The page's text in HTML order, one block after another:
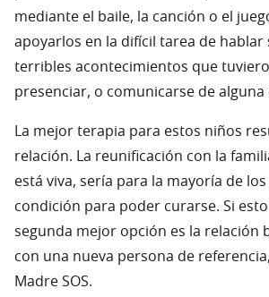
mediante el baile, la canción o el
apoyarlos en la difícil tarea de hablar
terribles acontecimientos que
presenciar, o comunicarse de
La mejor terapia para estos niños
relación. La reunificación con la
está viva, sería para la mayoría de
condición para poder curarse. Si
segunda mejor opción es la relación
con una nueva persona de
Madre SOS.